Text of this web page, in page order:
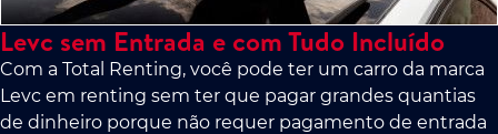
Levc sem Entrada e com Tudo Incluído
Com a Total Renting, você pode ter um carro da marca
Levc em renting sem ter que pagar grandes quantias
de dinheiro porque não requer pagamento de entrada